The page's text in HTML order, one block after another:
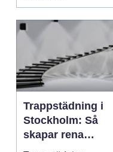
Trappstädning i
Stockholm: Så
skapar rena
trapphus tryggare